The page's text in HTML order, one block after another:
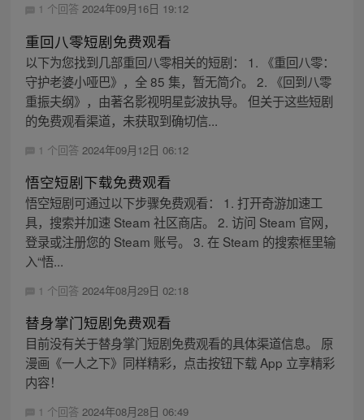
1 个回答 2024年09月16日 19:12
重回八零短剧免费观看
以下为您找到几部重回八零相关的短剧： 1. 《重回八零：
守护老婆小哑巴》，全 85 集，暂无简介。 2. 《回到八零
重振夫纲》，由著名影视明星彭波执导。 但关于这些短剧
的免费观看渠道，未获取到确切信...
1 个回答 2024年09月12日 06:12
悟空短剧下载免费观看
悟空短剧可通过以下步骤免费观看： 1. 打开奇游加速工
具，搜索并加速 Steam 社区商店。 2. 访问 Steam 官网，
登录或注册您的 Steam 账号。 3. 在 Steam 的搜索框里输
入“悟...
1 个回答 2024年08月29日 02:18
替身掌门短剧免费观看
目前没有关于替身掌门短剧免费观看的具体渠道信息。 原
漫画《一人之下》同样精彩，点击按钮下载 App 立享精彩
内容！
1 个回答 2024年08月28日 06:49